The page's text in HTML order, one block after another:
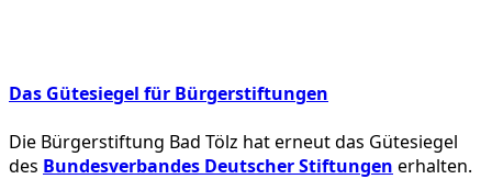
Das Gütesiegel für Bürgerstiftungen
Die Bürgerstiftung Bad Tölz hat erneut das Gütesiegel
des Bundesverbandes Deutscher Stiftungen erhalten.